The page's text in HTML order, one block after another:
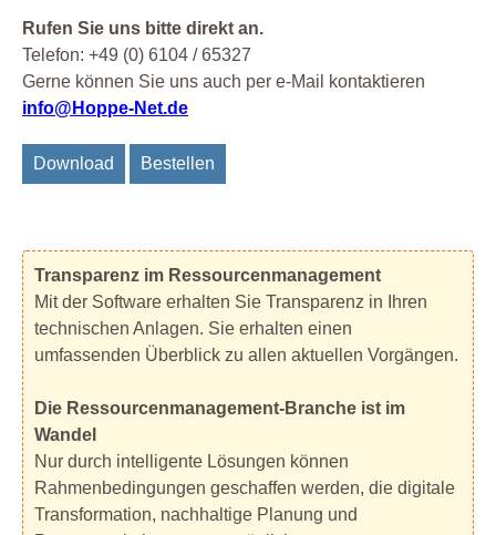
Rufen Sie uns bitte direkt an.
Telefon: +49 (0) 6104 / 65327
Gerne können Sie uns auch per e-Mail kontaktieren
info@Hoppe-Net.de
Download Bestellen
Transparenz im Ressourcenmanagement
Mit der Software erhalten Sie Transparenz in Ihren
technischen Anlagen. Sie erhalten einen
umfassenden Überblick zu allen aktuellen Vorgängen.
Die Ressourcenmanagement-Branche ist im
Wandel
Nur durch intelligente Lösungen können
Rahmenbedingungen geschaffen werden, die digitale
Transformation, nachhaltige Planung und